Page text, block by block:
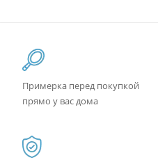
Примерка перед покупкой
прямо у вас дома